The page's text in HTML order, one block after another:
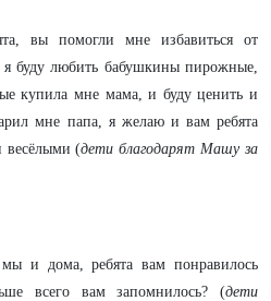
вы помогли мне избавиться от
я буду любить бабушкины пирожные,
купила мне мама, и буду ценить и
мне папа, я желаю и вам ребята
(дети благодарят Машу за
и дома, ребята вам понравилось
всего вам запомнилось? (дети